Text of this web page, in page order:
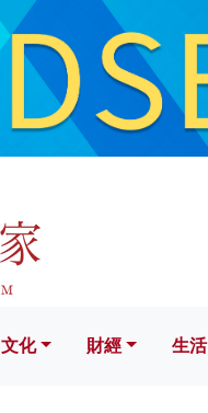
財經 生活
文化 財經 生活